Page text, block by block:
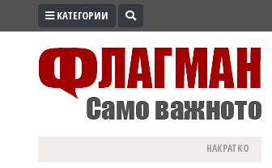
ПРОМО
КАТЕГОРИИ
НАКРАТКО